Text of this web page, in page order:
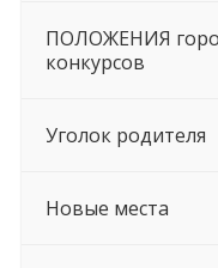
ПОЛОЖЕНИЯ
конкурсов
Уголок родителя
Новые места